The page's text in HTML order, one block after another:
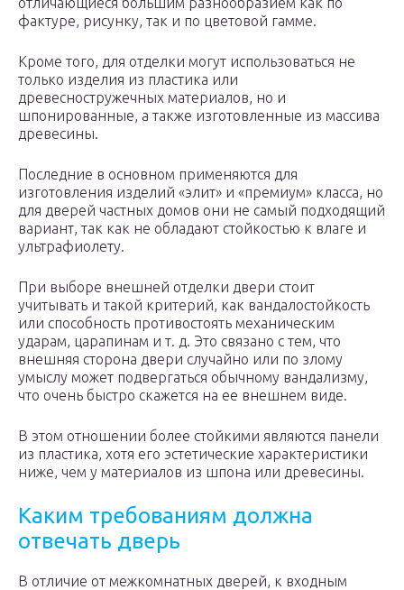
фактуре, рисунку, так и по цветовой гамме.
Кроме того, для отделки могут использоваться не
только изделия из пластика или
древесностружечных материалов, но и
шпонированные, а также изготовленные из массива
древесины.
Последние в основном применяются для
изготовления изделий «элит» и «премиум» класса, но
для дверей частных домов они не самый подходящий
вариант, так как не обладают стойкостью к влаге и
ультрафиолету.
При выборе внешней отделки двери стоит
учитывать и такой критерий, как вандалостойкость
или способность противостоять механическим
ударам, царапинам и т. д. Это связано с тем, что
внешняя сторона двери случайно или по злому
умыслу может подвергаться обычному вандализму,
что очень быстро скажется на ее внешнем виде.
В этом отношении более стойкими являются панели
из пластика, хотя его эстетические характеристики
ниже, чем у материалов из шпона или древесины.
Каким требованиям должна
отвечать дверь
В отличие от межкомнатных дверей, к входным